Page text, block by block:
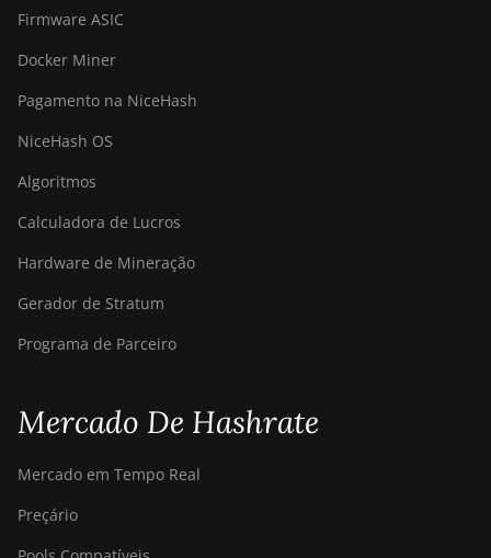
Firmware ASIC
Docker Miner
Pagamento na NiceHash
NiceHash OS
Algoritmos
Calculadora de Lucros
Hardware de Mineração
Gerador de Stratum
Programa de Parceiro
Mercado De Hashrate
Mercado em Tempo Real
Preçário